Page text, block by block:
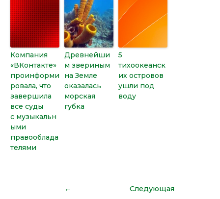
Компания
«ВКонтакте»
проинформи
ровала, что
завершила
все суды
с музыкальн
ыми
правооблада
телями
Древнейши
м звериным
на Земле
оказалась
морская
губка
5
тихоокеанск
их островов
ушли под
воду
←
Следующая